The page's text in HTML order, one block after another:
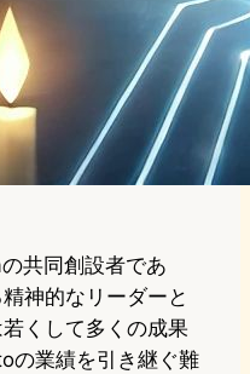
共同創設者であ
神的なリーダーと
くして多くの成果
の業績を引き継ぐ難